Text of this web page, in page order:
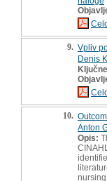
9. Vpliv
Denis
10.
Anton
Opis: